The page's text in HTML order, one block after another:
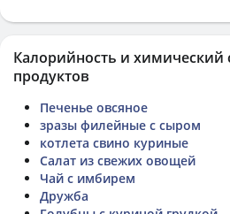
Калорийность и химический
продуктов
Печенье овсяное
зразы филейные с сыром
котлета свино куриные
Салат из свежих овощей
Чай с имбирем
Дружба